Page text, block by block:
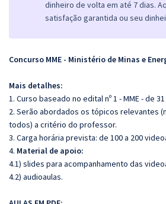
dinheiro de volta em até 7 dias.
satisfação garantida ou seu
Concurso MME - Ministério de Minas e
Mais detalhes:
1. Curso baseado no edital nº 1 - MME - de
2. Serão abordados os tópicos relevantes
todos) a critério do professor.
3. Carga horária prevista: de 100 a 200
4. Material de apoio:
4.1) slides para acompanhamento das
4.2) audioaulas.